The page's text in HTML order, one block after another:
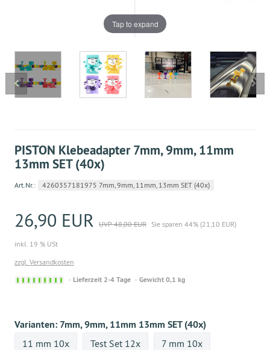
Tap to expand
PISTON Klebeadapter 7mm, 9mm, 11mm
13mm SET (40x)
Art.Nr.: 4260357181975 7mm, 9mm, 11mm, 13mm SET (40x)
26,90 EUR UVP 48,00 EUR Sie sparen 44% (21,10 EUR)
inkl. 19 % USt
zzgl. Versandkosten
Sofort
Lieferzeit 2-4 Tage Gewicht 0,1 kg
Varianten: 7mm, 9mm, 11mm 13mm SET (40x)
11 mm 10x Test Set 12x 7 mm 10x